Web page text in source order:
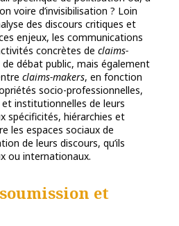
voire d’invisibilisation ? Loin
des discours critiques et
enjeux, les communications
concrètes de claims-
de débat public, mais également
claims-makers, en fonction
socio-professionnelles,
institutionnelles de leurs
spécificités, hiérarchies et
les espaces sociaux de
de leurs discours, qu’ils
ou internationaux.
et